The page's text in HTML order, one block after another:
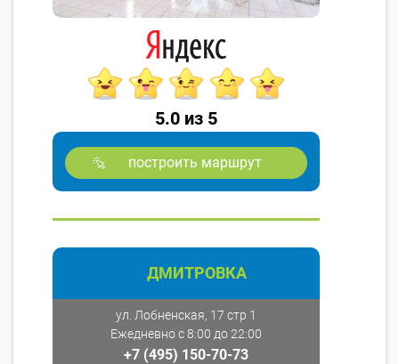
5.0 из 5
построить маршрут
ДМИТРОВКА
ул. Лобненская, 17 стр 1
Ежедневно с 8:00 до 22:00
+7 (495) 150-70-73